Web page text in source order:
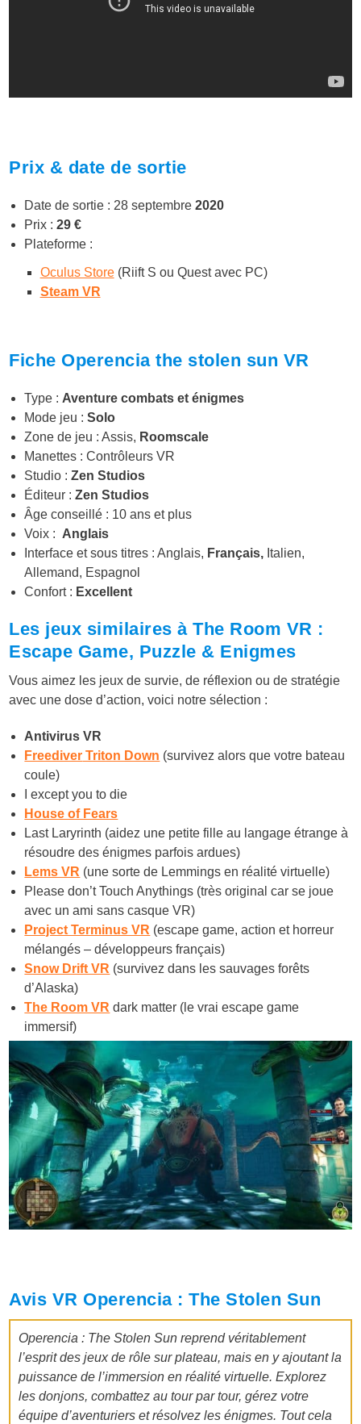
Prix & date de sortie
Date de sortie : 28 septembre2020
Prix :29 €
Plateforme :
Oculus Store(Riift S ou Quest avec PC)
Steam VR
Fiche Operencia the stolen sun VR
Type : Aventure combats et énigmes
Mode jeu :Solo
Zone de jeu : Assis, Roomscale
Manettes : Contrôleurs VR
Studio :Zen Studios
Éditeur :Zen Studios
Âge conseillé : 10 ans et plus
Voix : Anglais
Interface et sous titres : Anglais, Français, Italien,
Allemand, Espagnol
Confort : Excellent
Les jeux similaires à The Room VR :
Escape Game, Puzzle & Enigmes
Vous aimez les jeux de survie, de réflexion ou de stratégie
avec une dose d’action, voici notre sélection :
Antivirus VR
Freediver Triton Down (survivez alors que votre bateau
coule)
I except you to die
House of Fears
Last Laryrinth (aidez une petite fille au langage étrange à
résoudre des énigmes parfois ardues)
Lems VR (une sorte de Lemmings en réalité virtuelle)
Please don’t Touch Anythings (très original car se joue
avec un ami sans casque VR)
Project Terminus VR (escape game, action et horreur
mélangés – développeurs français)
Snow Drift VR (survivez dans les sauvages forêts
d’Alaska)
The Room VR dark matter (le vrai escape game
immersif)​
Avis VR Operencia : The Stolen Sun
Operencia : The Stolen Sun reprend véritablement
l’esprit des jeux de rôle sur plateau, mais en y ajoutant la
puissance de l’immersion en réalité virtuelle.Explorez
les donjons, combattez au tour par tour, gérez votre
équipe d’aventuriers et résolvez les énigmes. Tout cela